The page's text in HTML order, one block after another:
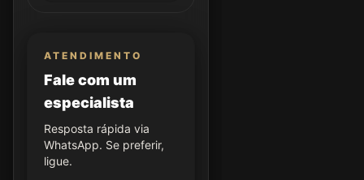
ATENDIMENTO
Fale com um
especialista
Resposta rápida via
WhatsApp. Se preferir,
ligue.